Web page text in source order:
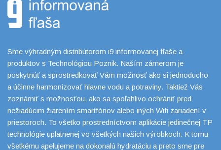
Sme výhradným distribútorom i9 informovanej fľaše a
produktov s Technológiou Poznik. Naším zámerom je
poskytnúť a sprostredkovať Vám možnosť ako si jednoducho
a účinne harmonizovať hlavne vodu a potraviny. Taktiež Vás
zoznámiť s možnosťou, ako sa spoľahlivo ochrániť pred
nežiadúcim žiarením smartfónov alebo iných Wifi zariadení v
priestoroch. To všetko prostredníctvom aplikácie jedinečnej TP
technológie uplatnenej vo všetkých našich výrobkoch. K tomu
všetkému apelujeme na dokonalú hydratáciu a preto sme pre